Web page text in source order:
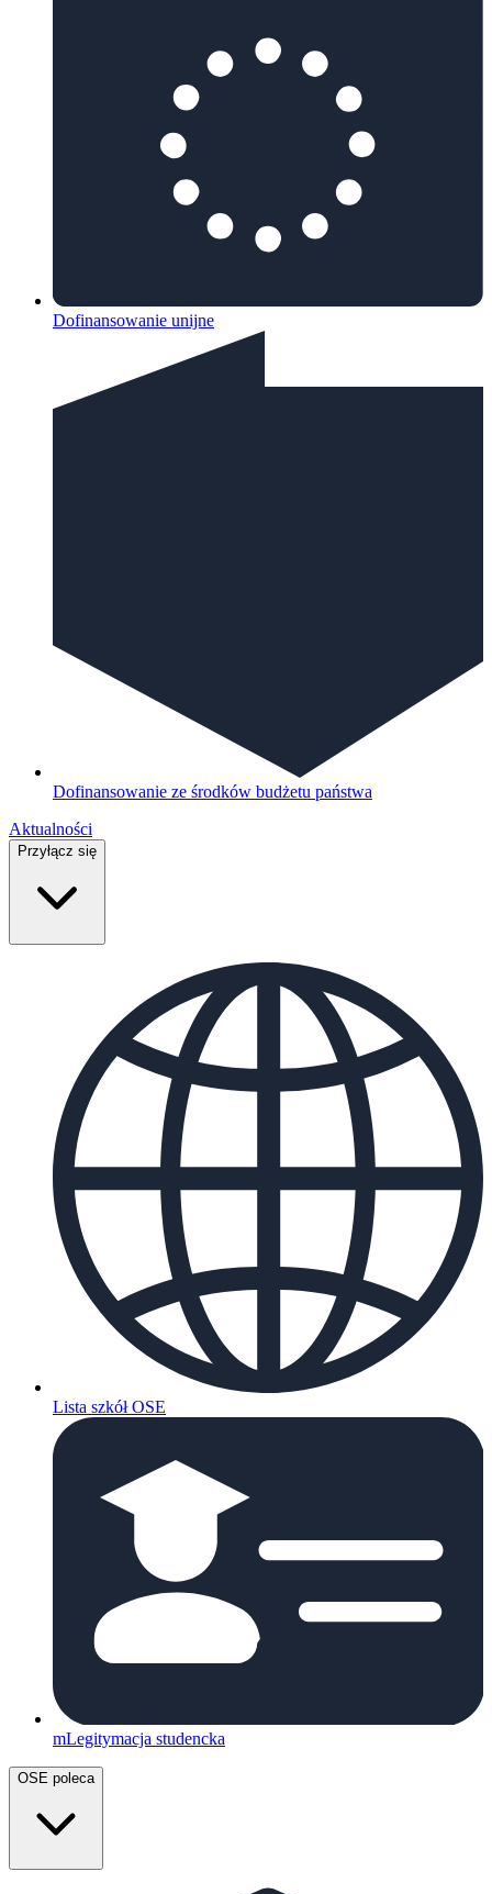
Dofinansowanie unijne
Dofinansowanie ze środków budżetu państwa
Aktualności
Przyłącz się
Lista szkół OSE
mLegitymacja studencka
OSE poleca